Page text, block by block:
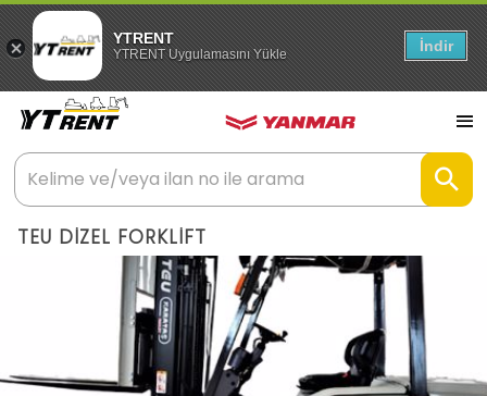
YTRENT
YTRENT Uygulamasını Yükle İndir
TEU DİZEL FORKLİFT